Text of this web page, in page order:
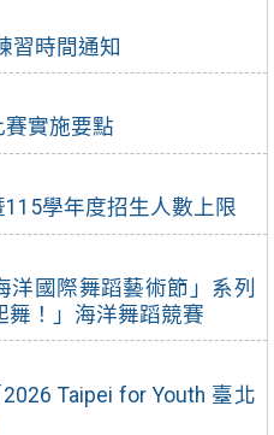
習時間通知
實施要點
學年度招生人數上限
國際舞蹈藝術節」系列
舞！」海洋舞蹈競賽
Taipei for Youth 臺北